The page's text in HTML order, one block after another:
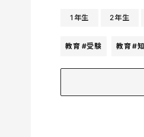
1年生 2年生
教育 #受験 教育#